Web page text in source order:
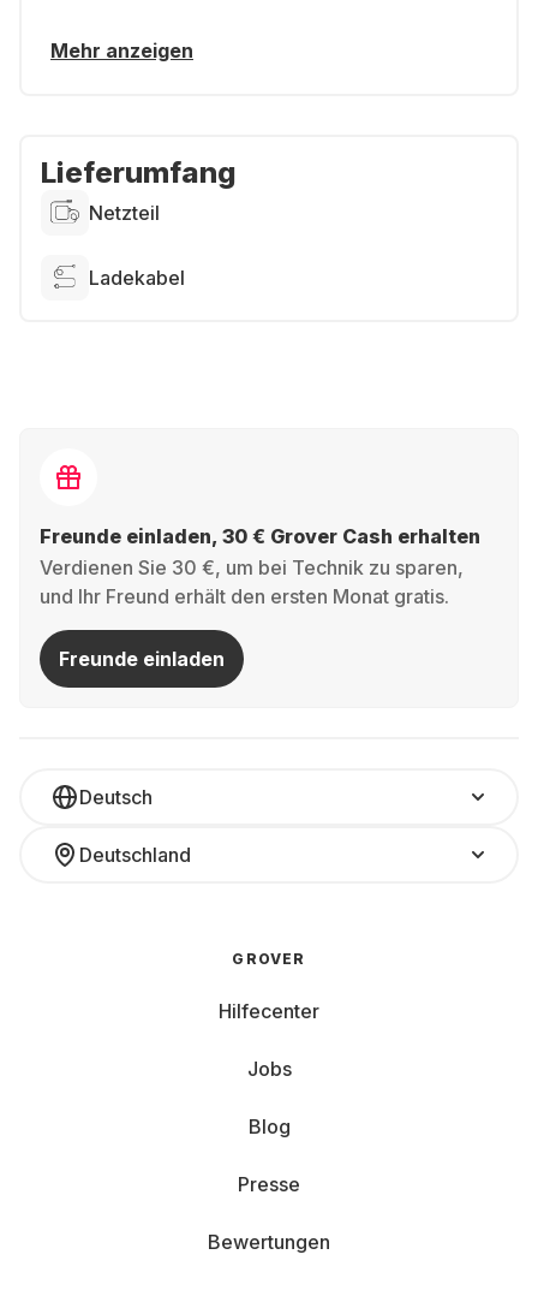
Mehr anzeigen
Lieferumfang
Netzteil
Ladekabel
Freunde einladen, 30 € Grover Cash erhalten
Verdienen Sie 30 €, um bei Technik zu sparen,
und Ihr Freund erhält den ersten Monat gratis.
Freunde einladen
Deutsch
Deutschland
GROVER
Hilfecenter
Jobs
Blog
Presse
Bewertungen